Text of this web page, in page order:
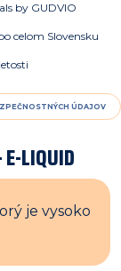
by GUDVIO
celom Slovensku
ÚDAJOV
LIQUID
je vysoko